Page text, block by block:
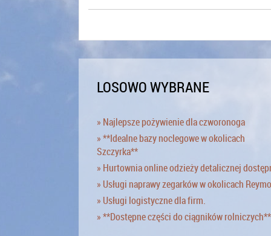
LOSOWO WYBRANE
» Najlepsze pożywienie dla czworonoga
» **Idealne bazy noclegowe w okolicach
Szczyrka**
» Hurtownia online odzieży detalicznej
» Usługi naprawy zegarków w okolicach
» Usługi logistyczne dla firm.
» **Dostępne części do ciągników rolniczych**